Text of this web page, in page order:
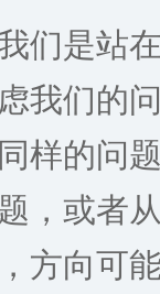
们是站
我们的
样的问
，或者
方向可